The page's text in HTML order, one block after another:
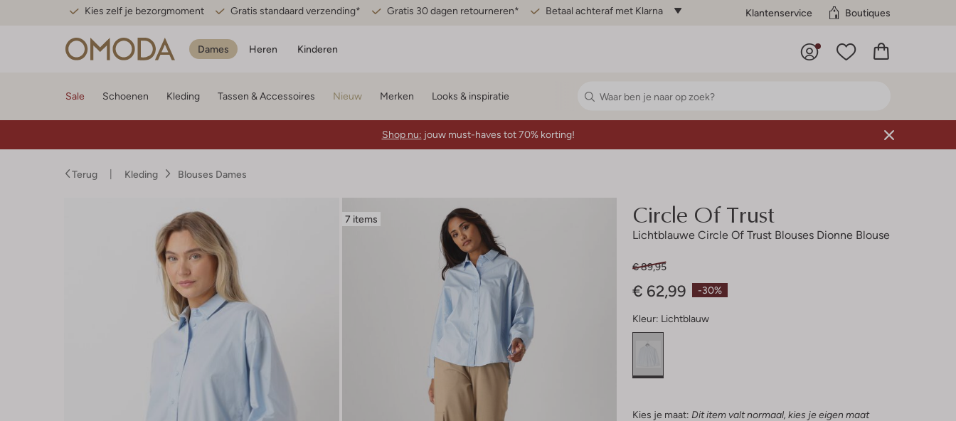
Kies zelf je bezorgmoment Gratis standaard verzending* Gratis 30 dagen retourneren* Betaal achteraf met Klarna Klantenservice Boutiques
Dames Heren Kinderen
Sale Schoenen Kleding Tassen & Accessoires Nieuw Merken Looks & inspiratie
Shop nu: jouw must-haves tot 70% korting!
Terug Kleding Blouses Dames
7 items Circle Of Trust
Lichtblauwe Circle Of Trust Blouses Dionne Blouse
-30%
€ 89,95
€ 62,99
Kleur: Lichtblauw
Kies je maat: Dit item valt normaal, kies je eigen maat